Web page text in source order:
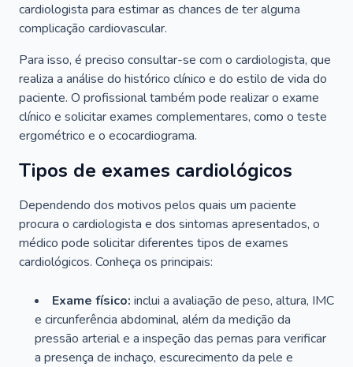
cardiologista para estimar as chances de ter alguma
complicação cardiovascular.
Para isso, é preciso consultar-se com o cardiologista, que
realiza a análise do histórico clínico e do estilo de vida do
paciente. O profissional também pode realizar o exame
clínico e solicitar exames complementares, como o teste
ergométrico e o ecocardiograma.
Tipos de exames cardiológicos
Dependendo dos motivos pelos quais um paciente
procura o cardiologista e dos sintomas apresentados, o
médico pode solicitar diferentes tipos de exames
cardiológicos. Conheça os principais:
Exame físico: inclui a avaliação de peso, altura, IMC
e circunferência abdominal, além da medição da
pressão arterial e a inspeção das pernas para verificar
a presença de inchaço, escurecimento da pele e